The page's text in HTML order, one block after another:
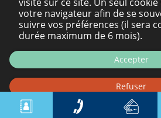
votre navigateur afin de se
suivre vos préférences (il sera
durée maximum de 6 mois).
Accepter
Refuser
Personaliser